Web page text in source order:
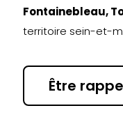
Fontainebleau,
territoire sein-et-
Être